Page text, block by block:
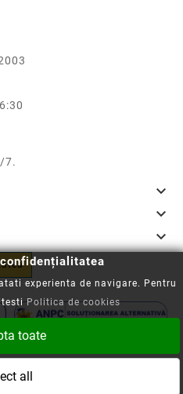
7.



- Cartuseria.ro
SOL
experienta de navigare. Pentru
Politica de cookies
toate
all